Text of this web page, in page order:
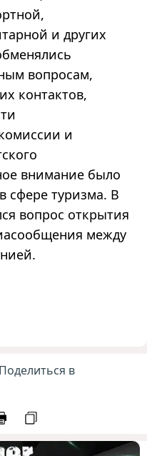
и других
вопросам,
контактов,
и
внимание было
сфере туризма. В
вопрос открытия
между
в